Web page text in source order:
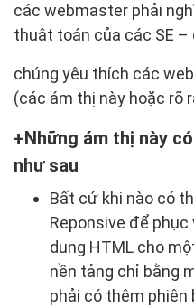
các webmaster phải
thuật toán của các SE
chúng yêu thích các
(các ám thị này hoặc rõ
Những ám thị này
như sau
Bất cứ khi nào có
Reponsive để
dung HTML cho
nền tảng chỉ bằng
phải có thêm phiên